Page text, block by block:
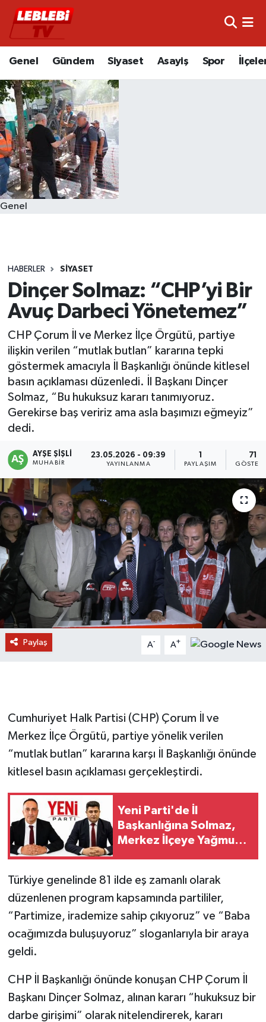
Genel Gündem Siyaset Asayiş Spor
Genel
HABERLER SIYASET
Dinçer Solmaz: “CHP’yi Bir
Avuç Darbeci Yönetemez”
CHP Çorum İl ve Merkez İlçe Örgütü, partiye
ilişkin verilen “mutlak butlan” kararına tepki
göstermek amacıyla İl Başkanlığı önünde kitlesel
basın açıklaması düzenledi. İl Başkanı Dinçer
Solmaz, “Bu hukuksuz kararı tanımıyoruz.
Gerekirse baş veririz ama asla başımızı eğmeyiz”
dedi.
AYŞE ŞIŞLI
MUHABIR
23.05.2026 - 09:39
YAYINLANMA
1
PAYLAŞIM
71
Paylaş A- A+
Cumhuriyet Halk Partisi (CHP) Çorum İl ve
Merkez İlçe Örgütü, partiye yönelik verilen
“mutlak butlan” kararına karşı İl Başkanlığı önünde
kitlesel basın açıklaması gerçekleştirdi.
Yeni Parti'de İl
Başkanlığına Solmaz,
Merkez İlçeye Yağmur
Türkiye genelinde 81 ilde eş zamanlı olarak
düzenlenen program kapsamında partililer,
“Partimize, irademize sahip çıkıyoruz” ve “Baba
ocağımızda buluşuyoruz” sloganlarıyla bir araya
geldi.
CHP İl Başkanlığı önünde konuşan CHP Çorum İl
Başkanı Dinçer Solmaz, alınan kararı “hukuksuz bir
darbe girişimi” olarak nitelendirerek, kararı
Hava Durumu
Trafik Durumu
Süper Lig Puan Durumu ve Fikstür
Tüm Manşetler
Son Dakika Haberleri